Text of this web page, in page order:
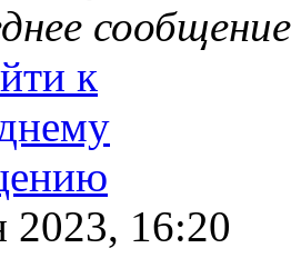
сообщение
2023, 16:20